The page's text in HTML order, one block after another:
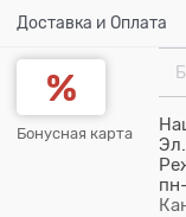
Доставка и Оплата
Бонусная карта